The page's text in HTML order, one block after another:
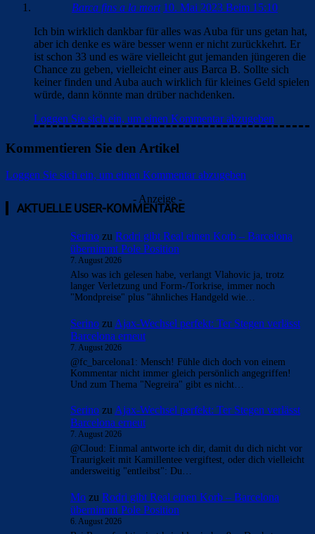
Barca fins a la mort 10. Mai 2023 Beim 15:10
Ich bin wirklich dankbar für alles was Auba für uns getan hat,
aber ich denke es wäre besser wenn er nicht zurückkehrt. Er
ist schon 33 und es wäre vielleicht gut jemanden jüngeren die
Chance zu geben, vielleicht einer aus Barca B. Sollte sich
keiner finden und Auba auch wirklich für kleines Geld spielen
würde, dann könnte man drüber nachdenken.
Loggen Sie sich ein, um einen Kommentar abzugeben
Kommentieren Sie den Artikel
Loggen Sie sich ein, um einen Kommentar abzugeben
- Anzeige -
AKTUELLE USER-KOMMENTARE
Serino zu Rodri gibt Real einen Korb – Barcelona
übernimmt Pole Position
7. August 2026
Also was ich gelesen habe, verlangt Vlahovic ja, trotz
langer Verletzung und Form-/Torkrise, immer noch
"Mondpreise" plus "ähnliches Handgeld wie…
Serino zu Ajax-Wechsel perfekt: Ter Stegen verlässt
Barcelona erneut
7. August 2026
@fc_barcelona1: Mensch! Fühle dich doch von einem
Kommentar nicht immer gleich persönlich angegriffen!
Und zum Thema "Negreira" gibt es nicht…
Serino zuAjax-Wechsel perfekt: Ter Stegen verlässt
Barcelona erneut
7. August 2026
@Cloud: Einmal antworte ich dir, damit du dich nicht vor
Traurigkeit mit Kamillentee vergiftest, oder dich vielleicht
andersweitig "entleibst": Du…
Mo zu Rodri gibt Real einen Korb – Barcelona
übernimmt Pole Position
6. August 2026